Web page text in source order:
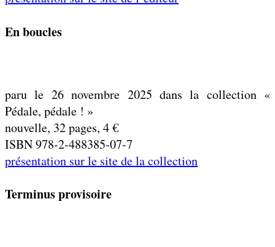
En boucles
paru le 26 novembre 2025 dans la collection «
Pédale, pédale ! »
nouvelle, 32 pages, 4 €
ISBN 978-2-488385-07-7
présentation sur le site de la collection
Terminus provisoire